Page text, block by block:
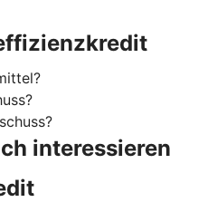
interessieren